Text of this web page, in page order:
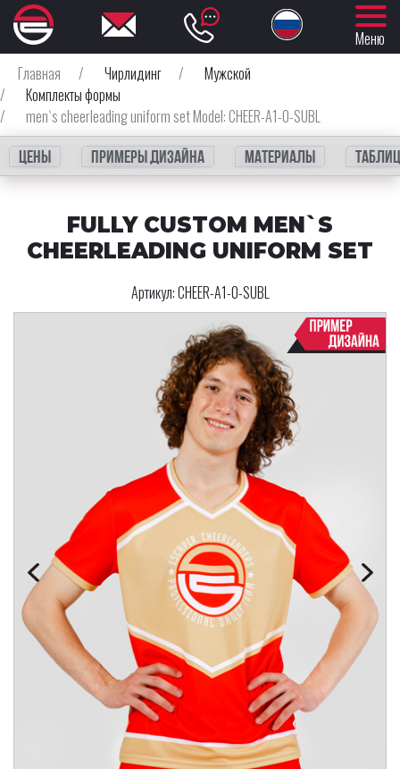
Меню
Главная
/ Чирлидинг /
Мужской
/
Комплекты формы
/
men`s cheerleading uniform set Model: CHEER-A1-0-SUBL
Цены Примеры дизайна Материалы
FULLY CUSTOM MEN`S
CHEERLEADING UNIFORM SET
Артикул:CHEER-A1-0-SUBL